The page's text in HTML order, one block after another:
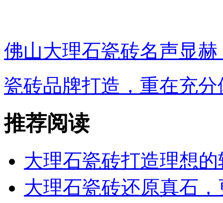
佛山大理石瓷砖名声显
瓷砖品牌打造，重在充
推荐阅读
大理石瓷砖打造理想
大理石瓷砖还原真石